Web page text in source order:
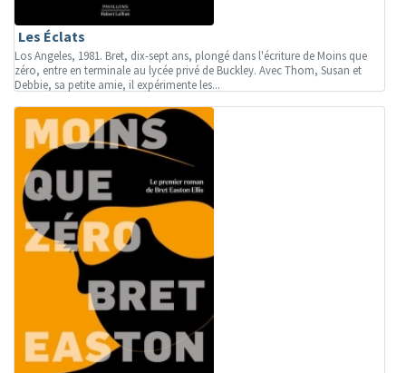
Les Éclats
Los Angeles, 1981. Bret, dix-sept ans, plongé dans l'écriture de Moins que
zéro, entre en terminale au lycée privé de Buckley. Avec Thom, Susan et
Debbie, sa petite amie, il expérimente les...